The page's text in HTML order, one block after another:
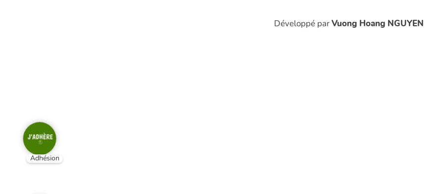
Développé parVuong Hoang NGUYEN
Adhésion